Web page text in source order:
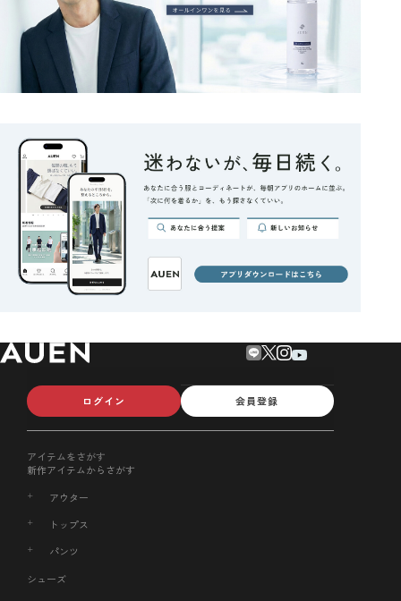
ログイン 会員登録
アイテムをさがす
新作アイテムからさがす
アウター
トップス
パンツ
シューズ